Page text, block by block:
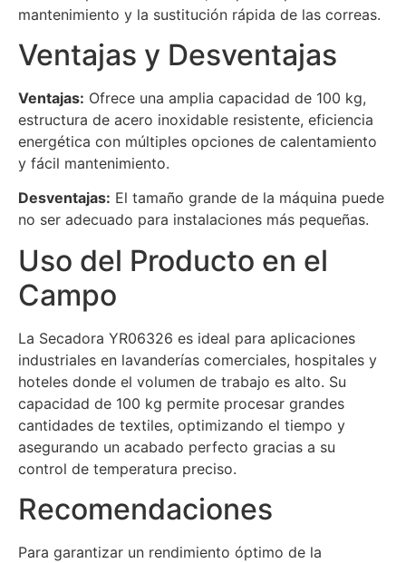
mantenimiento y la sustitución rápida de las correas.
Ventajas y Desventajas
Ventajas: Ofrece una amplia capacidad de 100 kg,
estructura de acero inoxidable resistente, eficiencia
energética con múltiples opciones de calentamiento
y fácil mantenimiento.
Desventajas: El tamaño grande de la máquina puede
no ser adecuado para instalaciones más pequeñas.
Uso del Producto en el
Campo
La Secadora YR06326 es ideal para aplicaciones
industriales en lavanderías comerciales, hospitales y
hoteles donde el volumen de trabajo es alto. Su
capacidad de 100 kg permite procesar grandes
cantidades de textiles, optimizando el tiempo y
asegurando un acabado perfecto gracias a su
control de temperatura preciso.
Recomendaciones
Para garantizar un rendimiento óptimo de la